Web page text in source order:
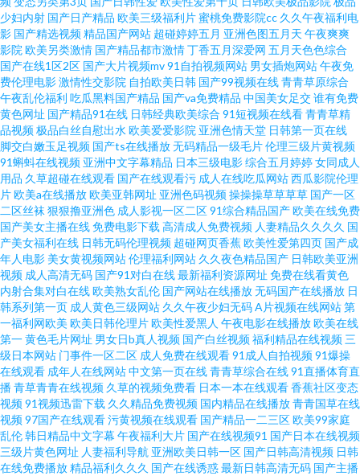
看X片新入口 国产在线美女视频 www日韩高清无码 91传媒国产视频 久久网
伊人 欧洲福利影院 岛国动作片啪啪啪 亚洲片视频欧美片日批 日韩专区中文
字幕 男人天堂八区 黑料欧美日韩国产 成人短篇在线视频观看 国产AV一区二
区三 91伊人久热精品午夜 91成人欧美福利 奇领yy6080影院 AV网址褔利导航
天堂福利 欧美一级一色 久久国产产精品 老司机精选91AV 人人色超碰 黑久久
久成人av 在线看一区二区少妇 午夜国产精品综合97 日韩精品自拍 论理片福
利在免费观看 久操国产福利 欧美19P在线 久久精品成人 国产日韩久久 Www
丁香五月婷婷 91美脚大赛 婷婷国产精品51 东方成人超碰 亚洲高清视频三区
色色在线免费视频观看 欧美淫秽网 久久视屏 国产玖玖精品 肏屄自拍 91色情
软件安装下载 一级久久 老司机成人在线影院 91久久久一区 最新国产精品 丝
袜国产 屁屁影院日韩在线 老湿机网站 黑丝袜后入在线观看 福利姬午夜精选
97精品自拍 91操肏 人人爱草超碰在线 撸啊撸99精品 asians91avyqporn 亚洲
少妇内射 国产日产精品 欧美三级福利片蜜桃免费影院cc 久久午夜福利电
影 国产精选视频精品国产网站 超碰婷婷五月 亚洲色图五月天 午夜爽爽
影院 欧美另类激情 国产精品都市激情丁香五月深爱网 五月天色色综合
国产在线1区2区 国产大片视频mv91自拍视频网站 男女插炮网站午夜免
费伦理电影激情性交影院 自拍欧美日韩 国产99视频在线青青草原综合
午夜乱伦福利 吃瓜黑料国产精品 国产va免费精品 中国美女足交谁有免费
黄色网址 国产精品91在线 日韩经典欧美综合 91短视频在线看青青草精
品视频极品白丝自慰出水 欧美爱爱影院 亚洲色情天堂 日韩第一页在线
脚交白嫩玉足视频 国产ts在线播放无码精品一级毛片伦理三级片黄视频
91蝌蚪在线视频 亚洲中文字幕精品 日本三级电影综合五月婷婷女同成人
用品 久草超碰在线观看 国产在线观看污 成人在线吃瓜网站西瓜影院伦理
片欧美a在线播放欧美亚韩网址 亚洲色码视频操操操草草草草 国产一区
二区丝袜 狠狠撸亚洲色 成人影视一区二区91综合精品国产欧美在线免费
国产美女主播在线免费电影下载 高清成人免费视频 人妻精品久久久久 国
产美女福利在线 日韩无码伦理视频 超碰网页香蕉欧美性爱第四页 国产成
年人电影 美女黄视频网站伦理福利网站 久久夜色精品国产 日韩欧美亚洲
视频 成人高清无码 国产91对白在线最新福利资源网址 免费在线看黄色
内射合集对白在线欧美熟女乱伦 国产网站在线播放无码国产在线播放 日
韩系列第一页 成人黄色三级网站 久久午夜少妇无码A片视频在线网站第
一福利网欧美 欧美日韩伦理片欧美性爱黑人 午夜电影在线播放欧美在线
第一黄色毛片网址 男女日b真人视频 国产白丝视频福利精品在线视频 三
级日本网站 门事件一区二区 成人免费在线观看91成人自拍视频91爆操
在线观看 成年人在线网站中文第一页在线青青草综合在线91直播体育直
播青草青青在线视频 久草的视频免费看 日本一本在线观看香蕉社区变态
视频91视频迅雷下载 久久精品免费视频 国内精品在线播放青青国草在线
视频97国产在线观看污黄视频在线观看 国产精品一二三区欧美99家庭
乱伦韩日精品中文字幕 午夜福利大片 国产在线视频91 国产日本在线视频
三级片黄色网址 人妻福利导航 亚洲欧美日韩一区 国产日韩高清视频 日韩
在线免费播放精品福利久久久 国产在线诱惑最新日韩高清无码 国产主播